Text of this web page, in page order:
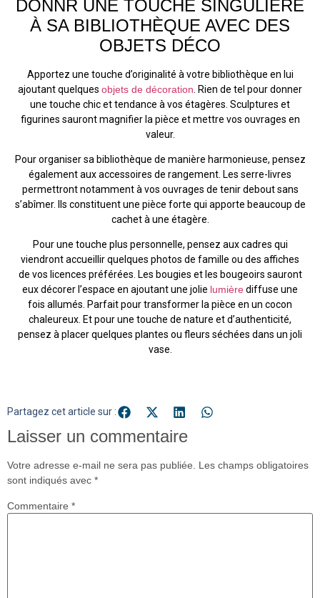
DONNR UNE TOUCHE SINGULIÈRE
À SA BIBLIOTHÈQUE AVEC DES
OBJETS DÉCO
Apportez une touche d’originalité à votre bibliothèque en lui
ajoutant quelques objets de décoration . Rien de tel pour donner
une touche chic et tendance à vos étagères. Sculptures et
figurines sauront magnifier la pièce et mettre vos ouvrages en
valeur.
Pour organiser sa bibliothèque de manière harmonieuse, pensez
également aux accessoires de rangement. Les serre-livres
permettront notamment à vos ouvrages de tenir debout sans
s’abîmer. Ils constituent une pièce forte qui apporte beaucoup de
cachet à une étagère.
Pour une touche plus personnelle, pensez aux cadres qui
viendront accueillir quelques photos de famille ou des affiches
de vos licences préférées. Les bougies et les bougeoirs sauront
eux décorer l’espace en ajoutant une jolie lumièrediffuse une
fois allumés. Parfait pour transformer la pièce en un cocon
chaleureux. Et pour une touche de nature et d’authenticité,
pensez à placer quelques plantes ou fleurs séchées dans un joli
vase.
Partagez cet article sur :
Laisser un commentaire
Votre adresse e-mail ne sera pas publiée.
Les champs obligatoires
sont indiqués avec *
Commentaire *